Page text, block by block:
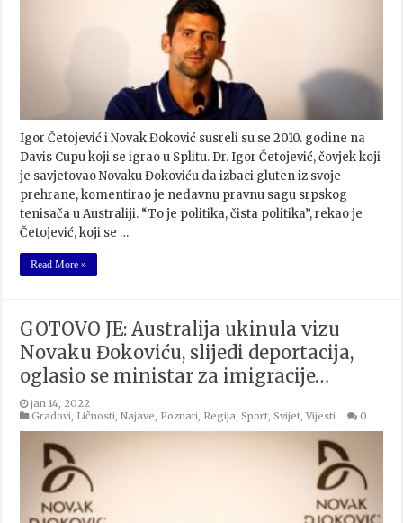
Igor Četojević i Novak Đoković susreli su se 2010. godine na
Davis Cupu koji se igrao u Splitu. Dr. Igor Četojević, čovjek koji
je savjetovao Novaku Đokoviću da izbaci gluten iz svoje
prehrane, komentirao je nedavnu pravnu sagu srpskog
tenisača u Australiji. “To je politika, čista politika”, rekao je
Četojević, koji se …
Read More »
GOTOVO JE: Australija ukinula vizu
Novaku Đokoviću, slijedi deportacija,
oglasio se ministar za imigracije…
jan 14, 2022
Gradovi, Ličnosti,Najave, Poznati, Regija,Sport,Svijet,Vijesti 0